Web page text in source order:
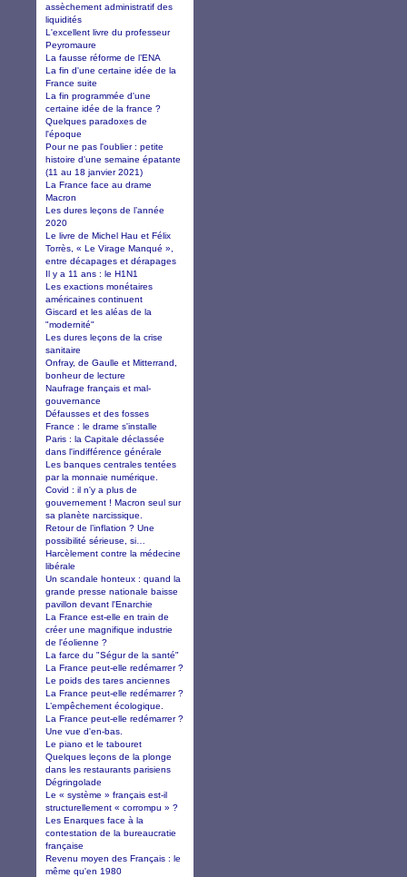
assèchement administratif des
liquidités
L'excellent livre du professeur
Peyromaure
La fausse réforme de l’ENA
La fin d'une certaine idée de la
France suite
La fin programmée d'une
certaine idée de la france ?
Quelques paradoxes de
l'époque
Pour ne pas l'oublier : petite
histoire d'une semaine épatante
(11 au 18 janvier 2021)
La France face au drame
Macron
Les dures leçons de l’année
2020
Le livre de Michel Hau et Félix
Torrès, « Le Virage Manqué »,
entre décapages et dérapages
Il y a 11 ans : le H1N1
Les exactions monétaires
américaines continuent
Giscard et les aléas de la
"modernité"
Les dures leçons de la crise
sanitaire
Onfray, de Gaulle et Mitterrand,
bonheur de lecture
Naufrage français et mal-
gouvernance
Défausses et des fosses
France : le drame s'installe
Paris : la Capitale déclassée
dans l'indifférence générale
Les banques centrales tentées
par la monnaie numérique.
Covid : il n'y a plus de
gouvernement ! Macron seul sur
sa planète narcissique.
Retour de l’inflation ? Une
possibilité sérieuse, si…
Harcèlement contre la médecine
libérale
Un scandale honteux : quand la
grande presse nationale baisse
pavillon devant l'Enarchie
La France est-elle en train de
créer une magnifique industrie
de l'éolienne ?
La farce du "Ségur de la santé"
La France peut-elle redémarrer ?
Le poids des tares anciennes
La France peut-elle redémarrer ?
L’empêchement écologique.
La France peut-elle redémarrer ?
Une vue d'en-bas.
Le piano et le tabouret
Quelques leçons de la plonge
dans les restaurants parisiens
Dégringolade
Le « système » français est-il
structurellement « corrompu » ?
Les Enarques face à la
contestation de la bureaucratie
française
Revenu moyen des Français : le
même qu'en 1980